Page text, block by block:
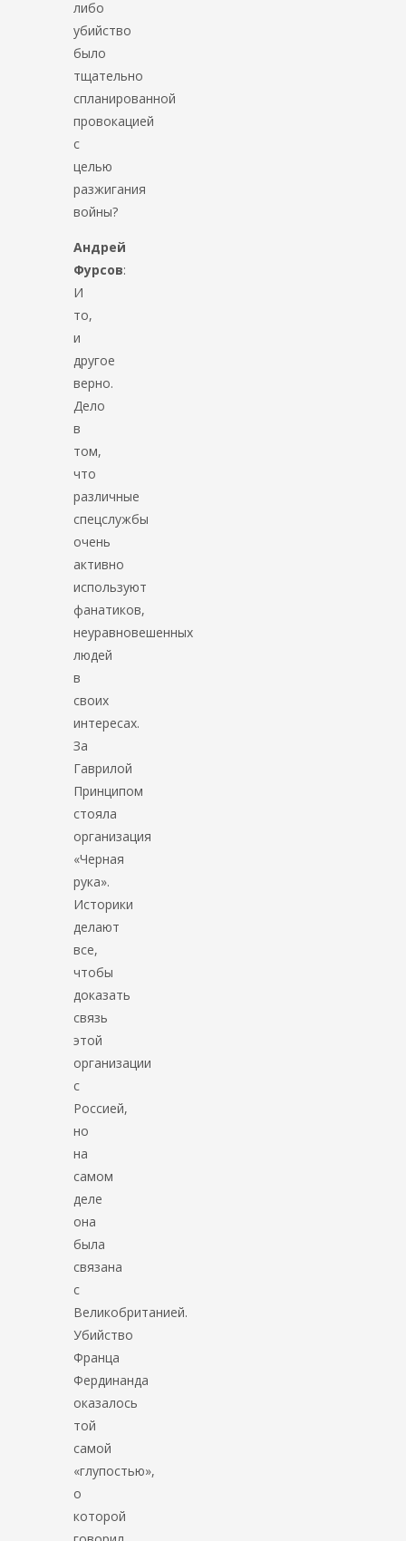
либо
убийство
было
тщательно
спланированной
провокацией
с
целью
разжигания
войны?
Андрей
Фурсов:
И
то,
и
другое
верно.
Дело
в
том,
что
различные
спецслужбы
очень
активно
используют
фанатиков,
неуравновешенных
людей
в
своих
интересах.
За
Гаврилой
Принципом
стояла
организация
«Черная
рука».
Историки
делают
все,
чтобы
доказать
связь
этой
организации
с
Россией,
но
на
самом
деле
она
была
связана
с
Великобританией.
Убийство
Франца
Фердинанда
оказалось
той
самой
«глупостью»,
о
которой